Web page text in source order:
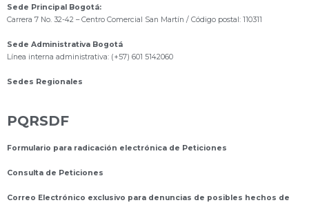
Sede Principal Bogotá:
Carrera 7 No. 32-42 – Centro Comercial San Martín / Código postal: 110311
Sede Administrativa Bogotá
Línea interna administrativa: (+57) 601 5142060
Sedes Regionales
PQRSDF
Formulario para radicación electrónica de Peticiones
Consulta de Peticiones
Correo Electrónico exclusivo para denuncias de posibles hechos de